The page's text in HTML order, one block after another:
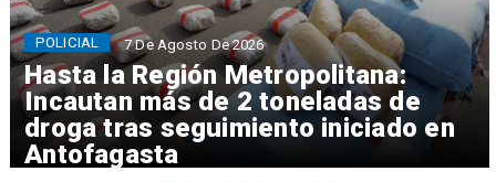
Hasta la Región Metropolitana:
Incautan más de 2 toneladas de
droga tras seguimiento iniciado en
Antofagasta
POLICIAL 7 De Agosto De 2026